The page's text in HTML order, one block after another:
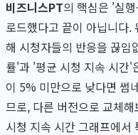
비즈니스PT의 핵심은 '실
로드했다고 끝이 아닙니다.
해 시청자들의 반응을 끊임
률'과 '평균 시청 지속 시간'
이 5% 미만으로 낮다면 썸
므로, 다른 버전으로 교체
시청 지속 시간 그래프에서